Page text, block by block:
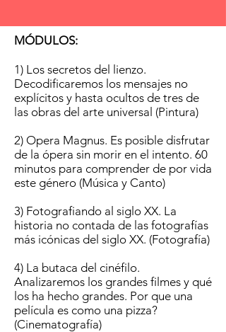
MÓDULOS:
1) Los secretos del lienzo.
Decodificaremos los mensajes no
explícitos y hasta ocultos de tres de
las obras del arte universal (Pintura)
2) Opera Magnus. Es posible disfrutar
de la ópera sin morir en el intento. 60
minutos para comprender de por vida
este género (Música y Canto)
3) Fotografiando al siglo XX. La
historia no contada de las fotografías
más icónicas del siglo XX. (Fotografía)
4) La butaca del cinéfilo.
Analizaremos los grandes filmes y qué
los ha hecho grandes. Por que una
película es como una pizza?
(Cinematografía)